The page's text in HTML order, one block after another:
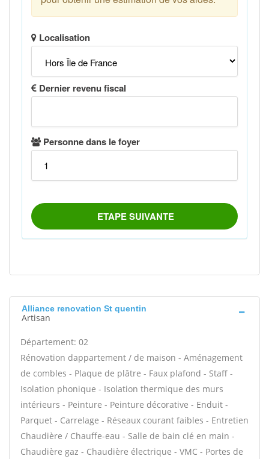
Alliance renovation St quentin
Artisan
Département: 02
Rénovation dappartement / de maison - Aménagement
de combles - Plaque de plâtre - Faux plafond - Staff -
Isolation phonique - Isolation thermique des murs
intérieurs - Peinture - Peinture décorative - Enduit -
Parquet - Carrelage - Réseaux courant faibles - Entretien
Chaudière / Chauffe-eau - Salle de bain clé en main -
Chaudière gaz - Chaudière électrique - VMC - Portes de